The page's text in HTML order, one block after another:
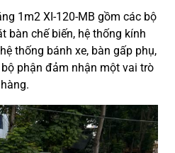
1m2 XI-120-MB gồm các bộ
bàn chế biến, hệ thống kính
thống bánh xe, bàn gấp phụ,
phận đảm nhận một vai trò